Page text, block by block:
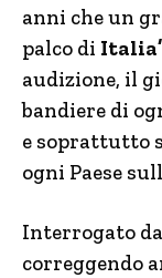
anni che un
palco di
audizione, il
bandiere di
e soprattutto
ogni Paese
Interrogato
correggendo